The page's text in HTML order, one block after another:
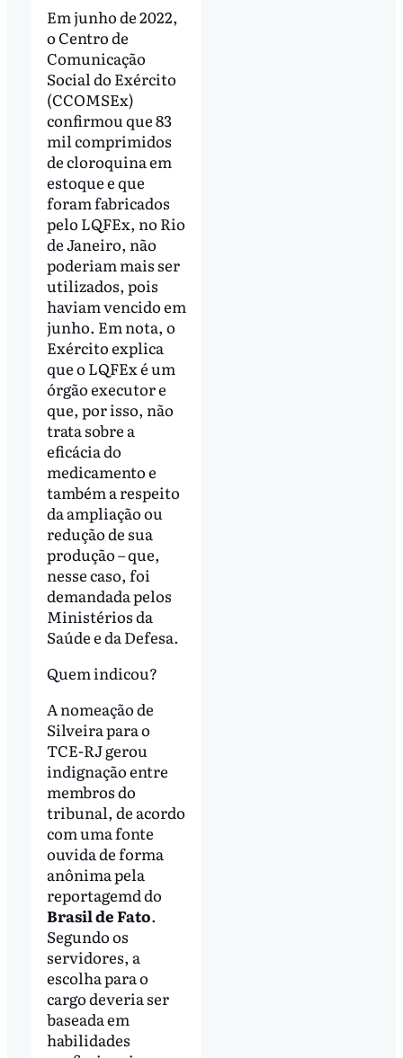
Em junho de 2022,
o Centro de
Comunicação
Social do Exército
(CCOMSEx)
confirmou que 83
mil comprimidos
de cloroquina em
estoque e que
foram fabricados
pelo LQFEx, no Rio
de Janeiro, não
poderiam mais ser
utilizados, pois
haviam vencido em
junho. Em nota, o
Exército explica
que o LQFEx é um
órgão executor e
que, por isso, não
trata sobre a
eficácia do
medicamento e
também a respeito
da ampliação ou
redução de sua
produção – que,
nesse caso, foi
demandada pelos
Ministérios da
Saúde e da Defesa.
Quem indicou?
A nomeação de
Silveira para o
TCE-RJ gerou
indignação entre
membros do
tribunal, de acordo
com uma fonte
ouvida de forma
anônima pela
reportagemd do
Brasil de Fato.
Segundo os
servidores, a
escolha para o
cargo deveria ser
baseada em
habilidades